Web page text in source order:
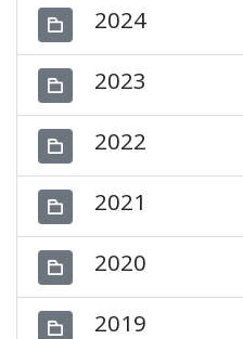
2024
2023
2022
2021
2020
2019